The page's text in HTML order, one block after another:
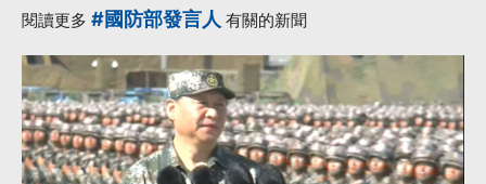
閱讀更多 #國防部發言人 有關的新聞